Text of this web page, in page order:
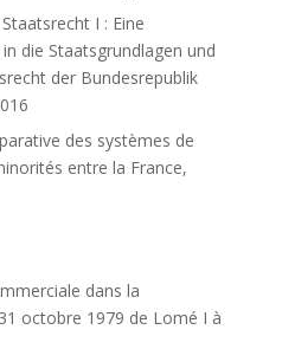
I : Eine
die Staatsgrundlagen und
der Bundesrepublik
des systèmes de
entre la France,
dans la
octobre 1979 de Lomé I à